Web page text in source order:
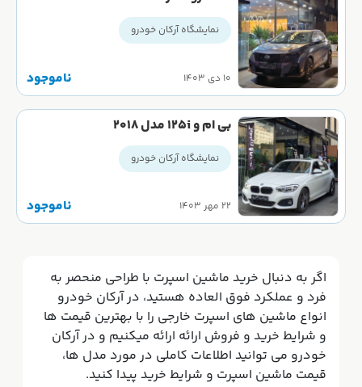
نمایشگاه آرکان خودرو
۱۰ دی ۱۴۰۳ ناموجود
بی ام و 125i مدل ۲۰۱۸
نمایشگاه آرکان خودرو
۲۲ مهر ۱۴۰۳ ناموجود
اگر به دنبال خرید ماشین اسپرت با طراحی منحصر به
فرد و عملکرد فوق العاده هستید، در آرکان خودرو
انواع ماشین های اسپرت خارجی را با بهترین قیمت ها
و شرایط خرید و فروش ارائه ارائه میکنیم و در آرکان
خودرو می توانید اطلاعات کاملی در مورد مدل ها،
قیمت ماشین اسپرت و شرایط خرید پیدا کنید.